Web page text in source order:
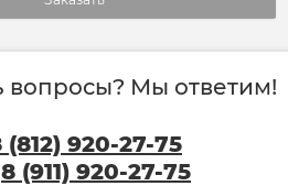
вопросы? Мы ответим!
(812) 920-27-75
8 (911) 920-27-75